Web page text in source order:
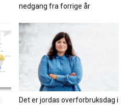
nedgang fra forrige år
Det er jordas overforbruksdag i